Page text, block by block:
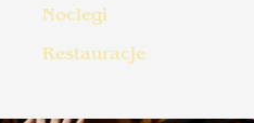
Noclegi
Restauracje